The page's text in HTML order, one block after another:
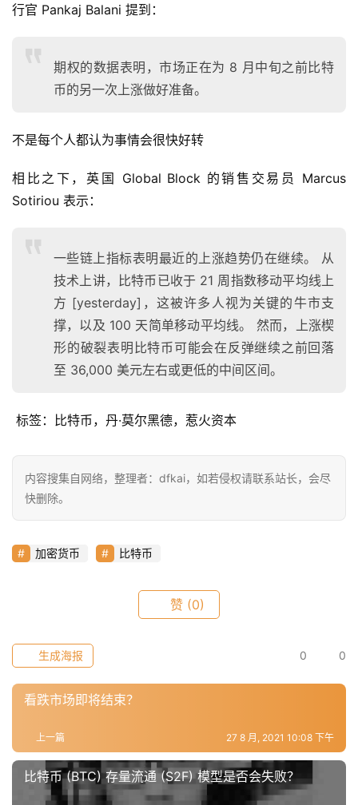
页
9
指
数
用
行官 Pankaj Balani 提到：
期权的数据表明，市场正在为 8 月中旬之前比特
币的另一次上涨做好准备。
不是每个人都认为事情会很快好转
相比之下，英国 Global Block 的销售交易员 Marcus
Sotiriou 表示：
一些链上指标表明最近的上涨趋势仍在继续。 从
技术上讲，比特币已收于 21 周指数移动平均线上
方 [yesterday]，这被许多人视为关键的牛市支
撑，以及 100 天简单移动平均线。 然而，上涨楔
形的破裂表明比特币可能会在反弹继续之前回落
至 36,000 美元左右或更低的中间区间。
标签：比特币，丹·莫尔黑德，惹火资本
内容搜集自网络，整理者：dfkai，如若侵权请联系站长，会尽
快删除。
加密货币 比特币
赞 (0)
0 0
生成海报
看跌市场即将结束？
上一篇 27 8 月, 2021 10:08 下午
比特币 (BTC) 存量流通 (S2F) 模型是否会失败？